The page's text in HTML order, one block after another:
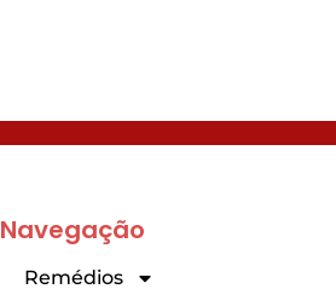
Navegação
Remédios